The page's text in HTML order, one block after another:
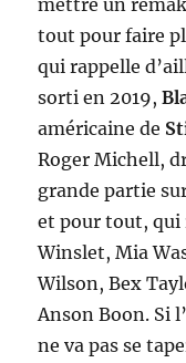
tout pour faire
qui rappelle
sorti en 2019,
américaine de
Roger Michell,
grande partie
et pour tout, qui
Winslet, Mia
Wilson, Bex
Anson Boon. Si
ne va pas se